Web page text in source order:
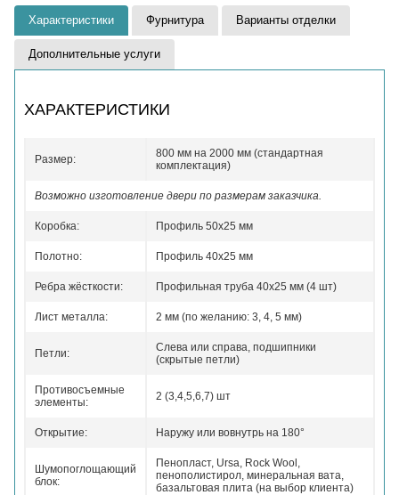
Характеристики Фурнитура Варианты отделки
Дополнительные услуги
ХАРАКТЕРИСТИКИ
Размер:
800 мм на 2000 мм (стандартная
комплектация)
Возможно изготовление двери по размерам заказчика.
Коробка: Профиль 50x25 мм
Полотно: Профиль 40x25 мм
Ребра жёсткости: Профильная труба 40х25 мм (4 шт)
Лист металла: 2 мм (по желанию: 3, 4, 5 мм)
Петли:
Слева или справа, подшипники
(скрытые петли)
Противосъемные
элементы:
2 (3,4,5,6,7) шт
Открытие: Наружу или вовнутрь на 180°
Шумопоглощающий
блок:
Пенопласт, Ursa, Rock Wool,
пенополистирол, минеральная вата,
базальтовая плита (на выбор клиента)